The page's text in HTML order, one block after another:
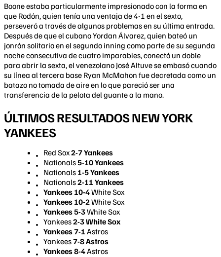
Boone estaba particularmente impresionado con la forma en
que Rodón, quien tenía una ventaja de 4-1 en el sexto,
perseveró a través de algunos problemas en su última entrada.
Después de que el cubano Yordan Álvarez, quien bateó un
jonrón solitario en el segundo inning como parte de su segunda
noche consecutiva de cuatro imparables, conectó un doble
para abrir la sexta, el venezolano José Altuve se embasó cuando
su línea al tercera base Ryan McMahon fue decretada como un
batazo no tomada de aire en lo que pareció ser una
transferencia de la pelota del guante a la mano.
ÚLTIMOS RESULTADOS NEW YORK
YANKEES
Red Sox2-7 Yankees
Nationals5-10 Yankees
Nationals 1-5 Yankees
Nationals2-11 Yankees
Yankees 10-4White Sox
Yankees 10-2White Sox
Yankees 5-3White Sox
Yankees2-3 White Sox
Yankees 7-1 Astros
Yankees7-8 Astros
Yankees 8-4Astros